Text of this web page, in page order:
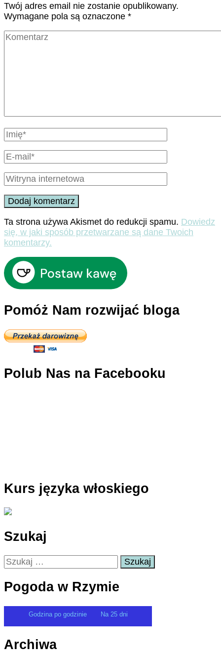
Twój adres email nie zostanie opublikowany.
Wymagane pola są oznaczone *
Ta strona używa Akismet do redukcji spamu. Dowiedz
się, w jaki sposób przetwarzane są dane Twoich
komentarzy.
Pomóż Nam rozwijać bloga
Polub Nas na Facebooku
Kurs języka włoskiego
Szukaj
Szukaj:
Pogoda w Rzymie
Godzina po godzinie Na 25 dni
Archiwa